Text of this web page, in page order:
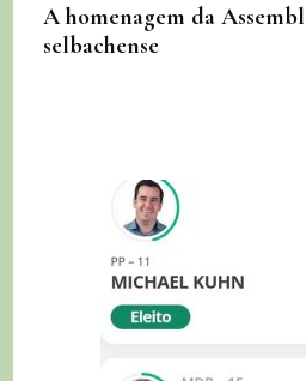
A homenagem da
selbachense